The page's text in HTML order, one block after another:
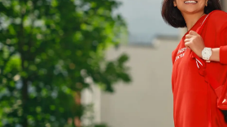
грузовой машины